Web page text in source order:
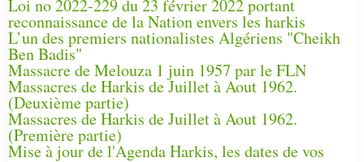
Loi no 2022-229 du 23 février 2022 portant
reconnaissance de la Nation envers les harkis
L’un des premiers nationalistes Algériens "Cheikh
Ben Badis"
Massacre de Melouza 1 juin 1957 par le FLN
Massacres de Harkis de Juillet à Aout 1962.
(Deuxième partie)
Massacres de Harkis de Juillet à Aout 1962.
(Première partie)
Mise à jour de l'Agenda Harkis, les dates de vos